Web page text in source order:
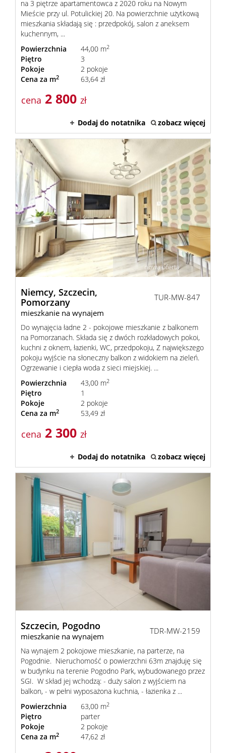
na 3 piętrze apartamentowca z 2020 roku na Nowym
Mieście przy ul. Potulickiej 20. Na powierzchnie użytkową
mieszkania składają się : przedpokój, salon z aneksem
kuchennym, ...
Powierzchnia
44,00 m2
Piętro
3
Pokoje
2 pokoje
Cena za m2 63,64 zł
cena 2 800 zł
Dodaj do notatnika zobacz więcej
nowa oferta
Niemcy, Szczecin,
Pomorzany
mieszkanie na wynajem
TUR-MW-847
Do wynajęcia ładne 2 - pokojowe mieszkanie z balkonem
na Pomorzanach. Składa się z dwóch rozkładowych pokoi,
kuchni z oknem, łazienki, WC, przedpokoju, Z największego
pokoju wyjście na słoneczny balkon z widokiem na zieleń.
Ogrzewanie i ciepła woda z sieci miejskiej. ...
Powierzchnia
43,00 m2
Piętro
1
Pokoje
2 pokoje
Cena za m2 53,49 zł
cena 2 300 zł
Dodaj do notatnika zobacz więcej
Szczecin, Pogodno
mieszkanie na wynajem
TDR-MW-2159
Na wynajem 2 pokojowe mieszkanie, na parterze, na
Pogodnie. Nieruchomość o powierzchni 63m znajduję się
w budynku na terenie Pogodno Park, wybudowanego przez
SGI. W skład jej wchodzą: - duży salon z wyjściem na
balkon, - w pełni wyposażona kuchnia, - łazienka z ...
Powierzchnia
63,00 m2
Piętro
parter
Pokoje
2 pokoje
Cena za m2 47,62 zł